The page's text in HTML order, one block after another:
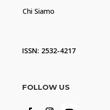
Chi Siamo
ISSN: 2532-4217
FOLLOW US